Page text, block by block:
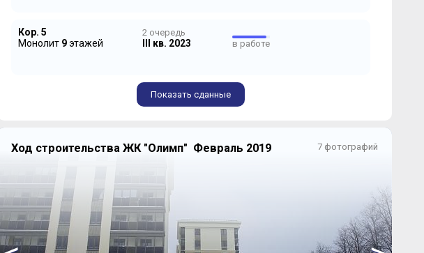
Кор. 5
Монолит 9этажей
2 очередь
III кв. 2023 в работе
Показать сданные
7 фотографий
Ход строительства ЖК "Олимп" Февраль 2019